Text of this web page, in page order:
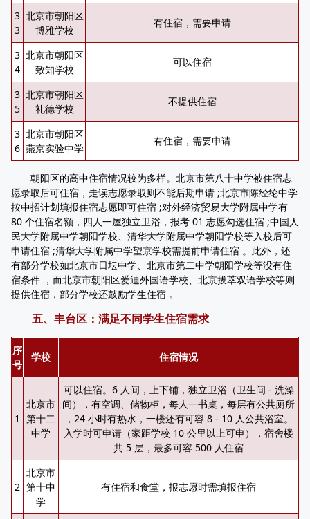
3
3
北京市朝阳区
博雅学校
有住宿，需要申请
3
4
北京市朝阳区
致知学校
可以住宿
3
5
北京市朝阳区
礼德学校
不提供住宿
3
6
北京市朝阳区
燕京实验中学
有住宿，需要申请
朝阳区的高中住宿情况较为多样。北京市第八十中学被住宿志
愿录取后可住宿，走读志愿录取则不能后期申请 ;北京市陈经纶中学
按中招计划填报住宿志愿即可住宿 ;对外经济贸易大学附属中学有
80 个住宿名额，四人一屋独立卫浴，报考 01 志愿勾选住宿 ;中国人
民大学附属中学朝阳学校、清华大学附属中学朝阳学校等入校后可
申请住宿 ;清华大学附属中学望京学校需提前申请住宿 。此外，还
有部分学校如北京市日坛中学、北京市第二中学朝阳学校等没有住
宿条件 ，而北京市朝阳区爱迪外国语学校、北京拔萃双语学校等则
提供住宿，部分学校还鼓励学生住宿 。
五、丰台区：满足不同学生住宿需求
序
号
学校 住宿情况
1
北京市
第十二
中学
可以住宿。6 人间，上下铺，独立卫浴（卫生间 - 洗澡
间），有空调、储物柜，每人一书桌，每层有公共厕所
，24 小时有热水，一楼还有可容 8 - 10 人公共浴室。
入学时可申请（家距学校 10 公里以上可申），宿舍楼
共 5 层，最多可容 500 人住宿
2
北京市
第十中
学
有住宿和食堂，报志愿时需填报住宿